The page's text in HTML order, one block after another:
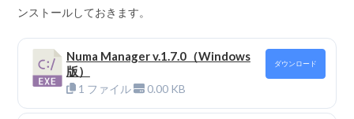
ンストールしておきます。
Numa Manager v.1.7.0（Windows
版）
1 ファイル 0.00 KB
ダウンロード